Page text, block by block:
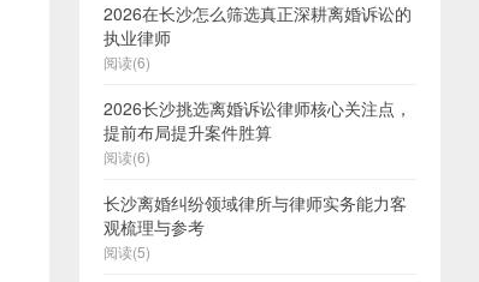
2026在长沙怎么筛选真正深耕离婚诉讼的
执业律师
阅读(6)
2026长沙挑选离婚诉讼律师核心关注点，
提前布局提升案件胜算
阅读(6)
长沙离婚纠纷领域律所与律师实务能力客
观梳理与参考
阅读(5)